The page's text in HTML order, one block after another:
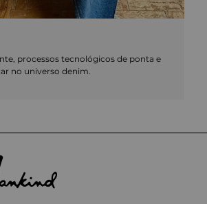
processos tecnológicos de ponta e
no universo denim.